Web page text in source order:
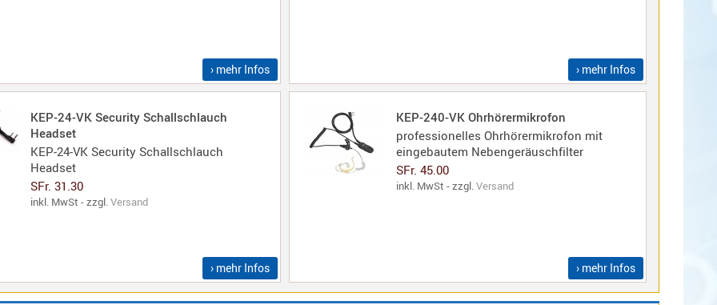
› mehr Infos › mehr Infos
KEP-24-VK Security Schallschlauch
Headset
KEP-24-VK Security Schallschlauch
Headset
SFr. 31.30
inkl. MwSt - zzgl.Versand
› mehr Infos
KEP-240-VK Ohrhörermikrofon
professionelles Ohrhörermikrofon mit
eingebautem Nebengeräuschfilter
SFr. 45.00
inkl. MwSt - zzgl.Versand
› mehr Infos